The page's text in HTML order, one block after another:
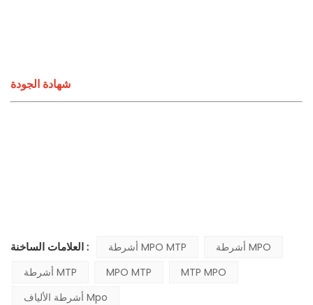
شهادة الجودة
العلامات الساخنة : أشرطة MPO MTP
أشرطة MPO
أشرطة MTP
MPO MTP
MTP MPO
أشرطة الألياف Mpo